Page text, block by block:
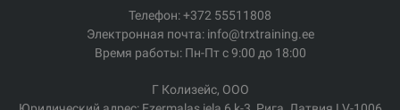
Телефон: +372 55511808
Электронная почта: info@trxtraining.ee
Время работы: Пн-Пт с 9:00 до 18:00
Г Колизейс, ООО